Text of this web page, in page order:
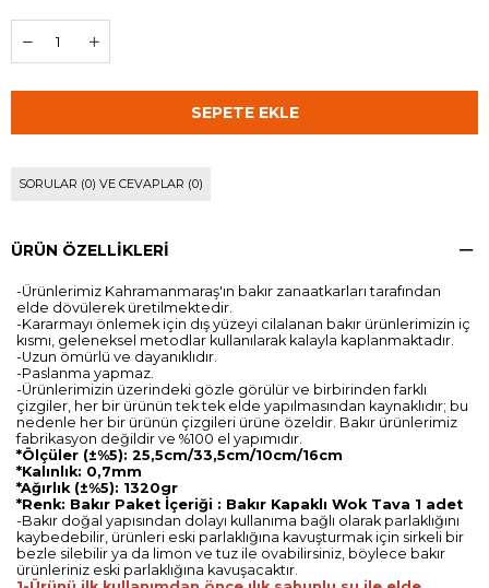
SORULAR (0) VE CEVAPLAR (0)
ÜRÜN ÖZELLIKLERI
-Ürünlerimiz Kahramanmaraş'ın bakır zanaatkarları tarafından
elde dövülerek üretilmektedir.
-Kararmayı önlemek için dış yüzeyi cilalanan bakır ürünlerimizin iç
kısmı, geleneksel metodlar kullanılarak kalayla kaplanmaktadır.
-Uzun ömürlü ve dayanıklıdır.
-Paslanma yapmaz.
-Ürünlerimizin üzerindeki gözle görülür ve birbirinden farklı
çizgiler, her bir ürünün tek tek elde yapılmasından kaynaklıdır; bu
nedenle her bir ürünün çizgileri ürüne özeldir. Bakır ürünlerimiz
fabrikasyon değildir ve %100 el yapımıdır.
*Ölçüler (±%5): 25,5cm/33,5cm/10cm/16cm
*Kalınlık: 0,7mm
*Ağırlık (±%5): 1320gr
*Renk: Bakır Paket İçeriği : Bakır Kapaklı Wok Tava 1 adet
-Bakır doğal yapısından dolayı kullanıma bağlı olarak parlaklığını
kaybedebilir, ürünleri eski parlaklığına kavuşturmak için sirkeli bir
bezle silebilir ya da limon ve tuz ile ovabilirsiniz, böylece bakır
ürünleriniz eski parlaklığına kavuşacaktır.